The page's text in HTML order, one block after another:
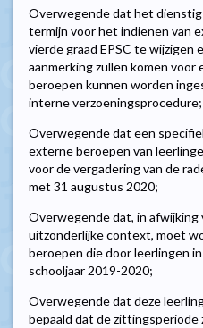
Overwegende dat het dienstig
termijn voor het indienen van
vierde graad EPSC te wijzigen
aanmerking zullen komen
beroepen kunnen worden
interne verzoeningsprocedure;
Overwegende dat een
externe beroepen van
voor de vergadering van de
met 31 augustus 2020;
Overwegende dat, in afwijking
uitzonderlijke context, moet
beroepen die door leerlingen
schooljaar 2019-2020;
Overwegende dat deze
bepaald dat de